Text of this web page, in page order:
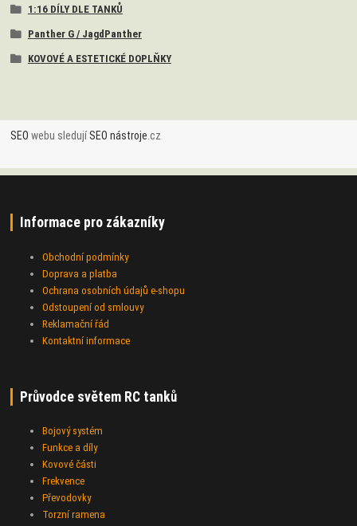
1:16 DÍLY DLE TANKŮ
Panther G / JagdPanther
KOVOVÉ A ESTETICKÉ DOPLŇKY
SEO webu sledujíSEO nástroje .cz
Informace pro zákazníky
Obchodní podmínky
Doprava a platba
Ochrana osobních údajů e-shopu
Odstoupení od smlouvy
Reklamační řád
Kontaktní informace
Průvodce světem RC tanků
Bojový systém
Funkce a díly
Kovové části
Frekvence
Převodovky
Torzní ramena